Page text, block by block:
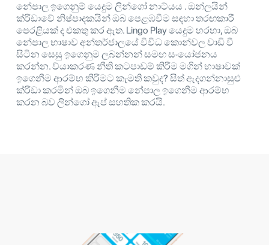
නේපාල ඉගෙනුම් යෙදුම ලින්ගෝ නාට්යය . ඔන්ලයින්
ක්රීඩාවේ නිෂ්පාදකයින් ඔබ පෙළඹවීම සඳහා තරඟකාරී
පෙරළියක් ද එකතු කර ඇත. Lingo Play යෙදුම හරහා, ඔබ
නේපාල භාෂාව අන්තර්ජාලයේ විවිධ කොන්වල වාඩි වී
සිටින සෙසු ඉගෙනුම ලබන්නන් සමඟ සංයෝජනය
කරන්න. ව්යාකරණ නීති කටපාඩම් කිරීම මගින් භාෂාවක්
ඉගෙනීම ආරම්භ කිරීමට කැමති කවුද? සිත් ඇදගන්නාසුළු
ක්රීඩා කරමින් ඔබ ඉගෙනීම නේපාල ඉගෙනීම ආරම්භ
කරන බව ලින්ගෝ ඇප් සහතික කරයි.